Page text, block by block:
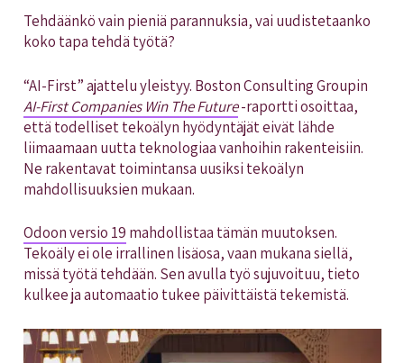
Tehdäänkö vain pieniä parannuksia, vai uudistetaanko
koko tapa tehdä työtä?
“AI-First” ajattelu yleistyy. Boston Consulting Groupin
AI-First Companies Win The Future-raportti osoittaa,
että todelliset tekoälyn hyödyntäjät eivät lähde
liimaamaan uutta teknologiaa vanhoihin rakenteisiin.
Ne rakentavat toimintansa uusiksi tekoälyn
mahdollisuuksien mukaan.
Odoon versio 19 mahdollistaa tämän muutoksen.
Tekoäly ei ole irrallinen lisäosa, vaan mukana siellä,
missä työtä tehdään. Sen avulla työ sujuvoituu, tieto
kulkee ja automaatio tukee päivittäistä tekemistä.